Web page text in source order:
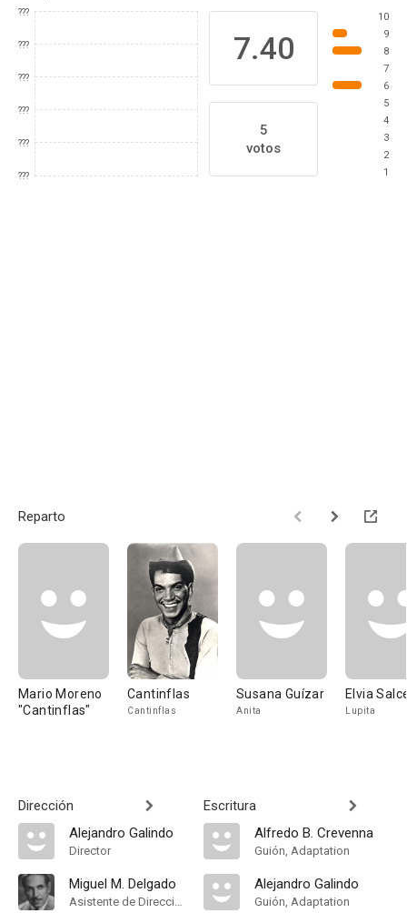
???
???
???
???
???
???
7.40
5
votos
10
9
8
7
6
5
4
3
2
1
Reparto
Mario Moreno
"Cantinflas"
Cantinflas
Cantinflas
Susana Guízar
Anita
Elvia
Lupita
Dirección
Alejandro Galindo
Director
Miguel M. Delgado
Asistente de Dirección
Escritura
Alfredo B. Crevenna
Guión, Adaptation
Alejandro Galindo
Guión, Adaptation